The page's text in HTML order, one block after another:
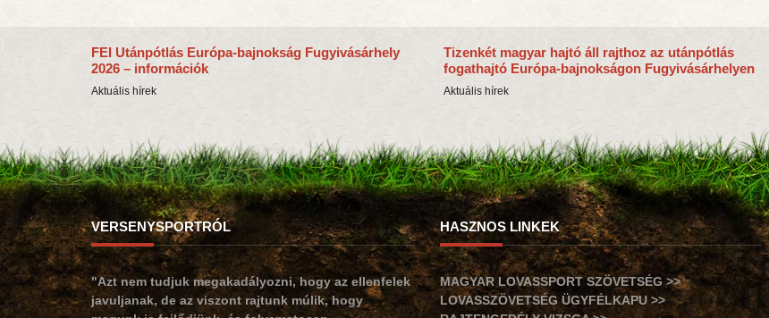
FEI Utánpótlás Európa-bajnokság Fugyivásárhely
2026 – információk
Aktuális hírek
Tizenkét magyar hajtó áll rajthoz az utánpótlás
fogathajtó Európa-bajnokságon Fugyivásárhelyen
Aktuális hírek
VERSENYSPORTRÓL
"Azt nem tudjuk megakadályozni, hogy az ellenfelek
javuljanak, de az viszont rajtunk múlik, hogy
HASZNOS LINKEK
MAGYAR LOVASSPORT SZÖVETSÉG >>
LOVASSZÖVETSÉG ÜGYFÉLKAPU >>